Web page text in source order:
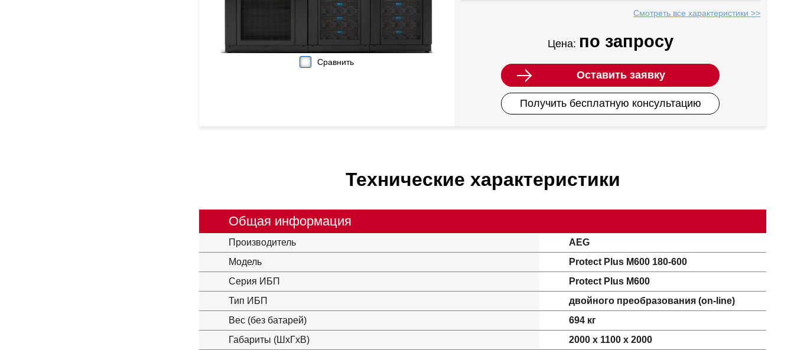
Сравнить
Смотреть все характеристики >>
Цена: по запросу
Оставить заявку
Получить бесплатную консультацию
Технические характеристики
Общая информация
Производитель
AEG
Модель
Protect Plus M600 180-600
Серия ИБП
Protect Plus M600
Тип ИБП
двойного преобразования (on-line)
Вес (без батарей)
694 кг
Габариты (ШхГхВ)
2000 x 1100 x 2000